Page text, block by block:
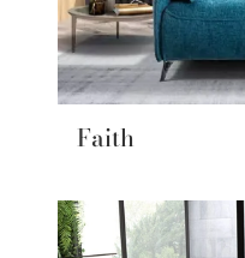
Faith